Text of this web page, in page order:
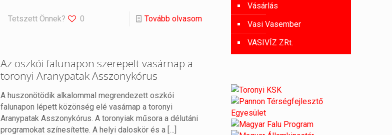
Tetszett Önnek? 0 Tovább olvasom
Az oszkói falunapon szerepelt vasárnap a
toronyi Aranypatak Asszonykórus
A huszonötödik alkalommal megrendezett oszkói
falunapon lépett közönség elé vasárnap a toronyi
Aranypatak Asszonykórus. A toronyiak műsora a délutáni
programokat színesítette. A helyi daloskör és a […]
Vásárlás
Vasi Vasember
VASIVÍZ ZRt.